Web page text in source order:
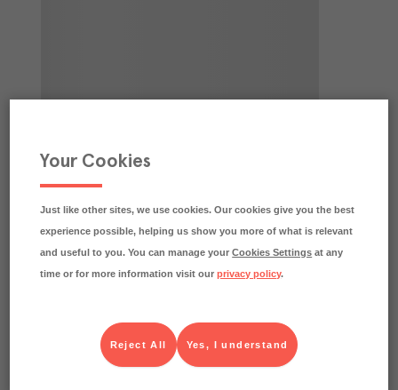
Your Cookies
Just like other sites, we use cookies. Our cookies give you the best
experience possible, helping us show you more of what is relevant
and useful to you. You can manage yourCookies Settings at any
time or for more information visit ourprivacy policy.
Yes, I understand
Reject All